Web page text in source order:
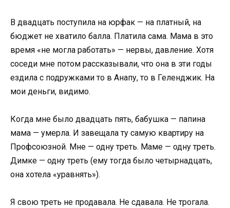
В двадцать поступила на юрфак — на платный, на
бюджет не хватило балла. Платила сама. Мама в это
время «не могла работать» — нервы, давление. Хотя
соседи мне потом рассказывали, что она в эти годы
ездила с подружками то в Анапу, то в Геленджик. На
мои деньги, видимо.
Когда мне было двадцать пять, бабушка — папина
мама — умерла. И завещала ту самую квартиру на
Профсоюзной. Мне — одну треть. Маме — одну треть.
Димке — одну треть (ему тогда было четырнадцать,
она хотела «уравнять»).
Я свою треть не продавала. Не сдавала. Не трогала.